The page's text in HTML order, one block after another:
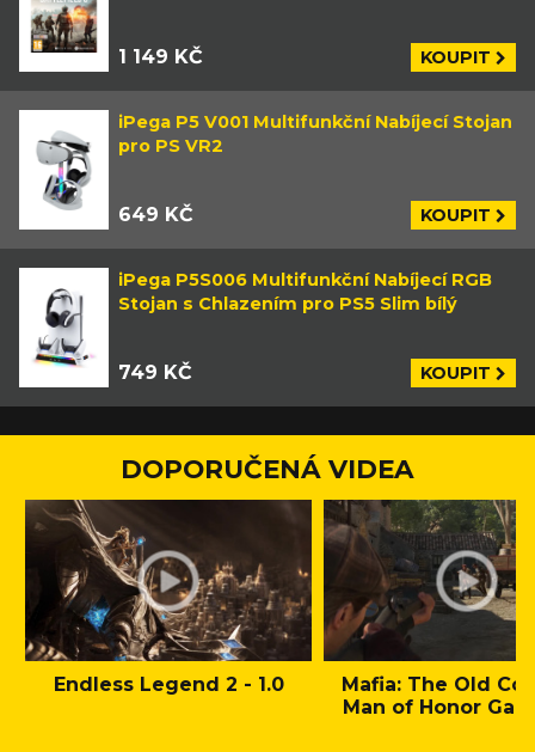
1 149 KČ KOUPIT
iPega P5 V001 Multifunkční Nabíjecí Stojan
pro PS VR2
649 KČ KOUPIT
iPega P5S006 Multifunkční Nabíjecí RGB
Stojan s Chlazením pro PS5 Slim bílý
749 KČ KOUPIT
DOPORUČENÁ VIDEA
Endless Legend 2 - 1.0
Mafia: The Old
Man of Honor